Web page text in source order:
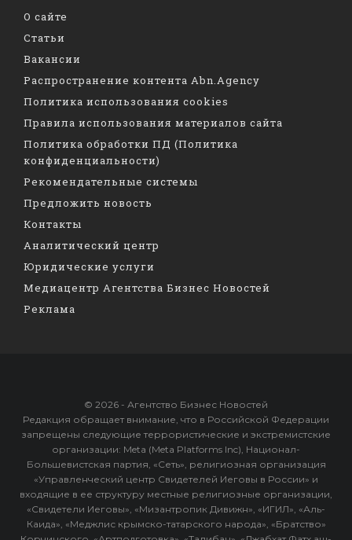
О сайте
Статьи
Вакансии
Распространение контента Abn.Agency
Политика использования cookies
Правила использования материалов сайта
Политика обработки ПД (Политика
конфиденциальности)
Рекомендательные системы
Предложить новость
Контакты
Аналитический центр
Юридические услуги
Медиацентр Агентства Бизнес Новостей
Реклама
© 2026 - Агентство Бизнес Новостей
Редакция обращает внимание, что в Российской Федерации
запрещены следующие террористические и экстремистские
организации: Meta (Meta Platforms Inc), Национал-
Большевистская партия, «Сеть», религиозная организация
«Управленческий центр Свидетелей Иеговы в России» и
входящие в ее структуру местные религиозные организации,
«Свидетели Иеговы», «Мизантропик Дивижн», «ИГИЛ», «Аль-
Каида», «Меджлис крымско-татарского народа», «Братство»